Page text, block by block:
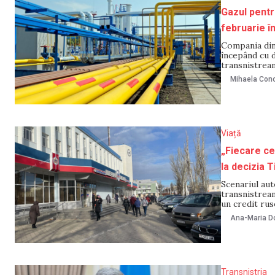
Gazul
februarie
Compania
începând cu
declarat în
Mihaela
Viață
„Fiecare
la decizia
Scenariul
un credit
provocat
Ana-Maria
Transnistria